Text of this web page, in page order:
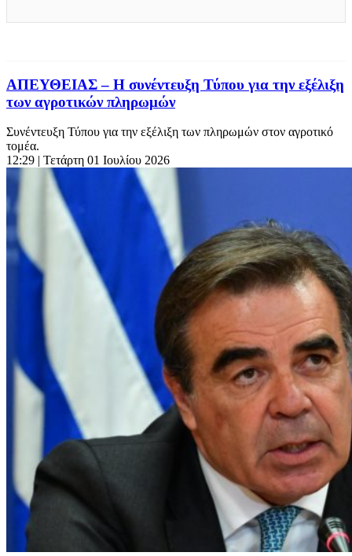
ΑΠΕΥΘΕΙΑΣ – Η συνέντευξη Τύπου για την εξέλιξη
των αγροτικών πληρωμών
Συνέντευξη Τύπου για την εξέλιξη των πληρωμών στον αγροτικό
τομέα.
12:29 | Τετάρτη 01 Ιουλίου 2026